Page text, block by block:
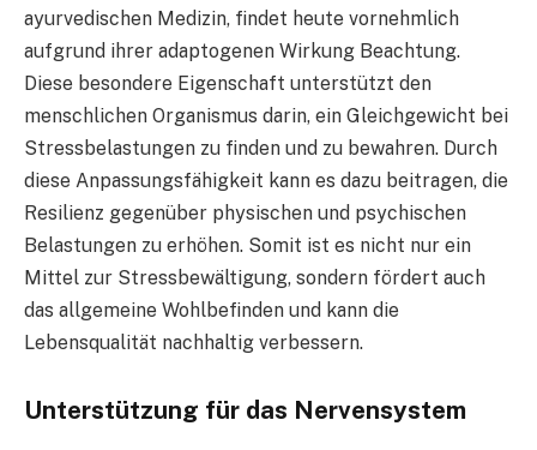
ayurvedischen Medizin, findet heute vornehmlich
aufgrund ihrer adaptogenen Wirkung Beachtung.
Diese besondere Eigenschaft unterstützt den
menschlichen Organismus darin, ein Gleichgewicht bei
Stressbelastungen zu finden und zu bewahren. Durch
diese Anpassungsfähigkeit kann es dazu beitragen, die
Resilienz gegenüber physischen und psychischen
Belastungen zu erhöhen. Somit ist es nicht nur ein
Mittel zur Stressbewältigung, sondern fördert auch
das allgemeine Wohlbefinden und kann die
Lebensqualität nachhaltig verbessern.
Unterstützung für das Nervensystem